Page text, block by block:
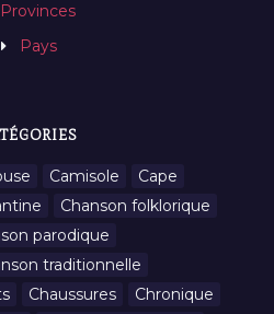
Provinces
Pays
Camisole
Cape
Chanson folklorique
parodique
traditionnelle
Chaussures
Chronique